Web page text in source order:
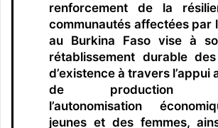
renforcement de la
communautés affectées par
au Burkina Faso vise à
rétablissement durable
d’existence à travers l’appui
de production
l’autonomisation
jeunes et des femmes,